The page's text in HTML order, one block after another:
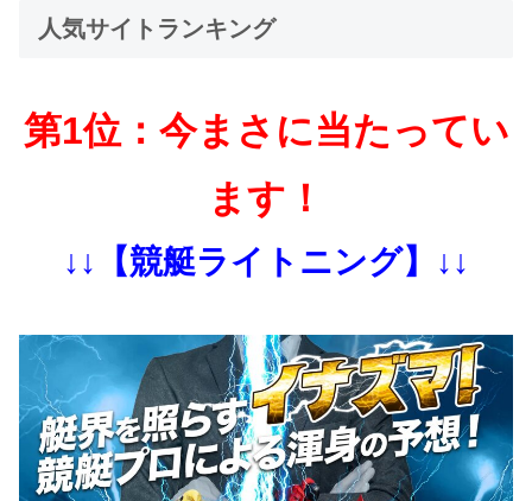
人気サイトランキング
第1位：今まさに当たってい
ます！
↓↓【競艇ライトニング】↓↓